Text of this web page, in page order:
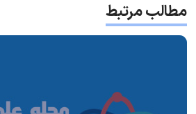
مطالب مرتبط